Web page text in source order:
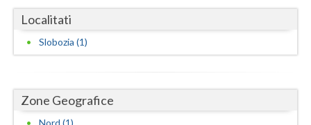
Iasi
Ilfov
Mehedinti
Mures
Aviz psihologic pentru mentinerea in functie - ... (1)
Aviz psihologic pentru obtinerea permisului de ... (1)
Aviz psihologic si evaluare clinica la cerere c... (1)
Avize psihologice necesare la angajare si menti... (1)
Localitati
Slobozia (1)
Zone Geografice
Nord (1)